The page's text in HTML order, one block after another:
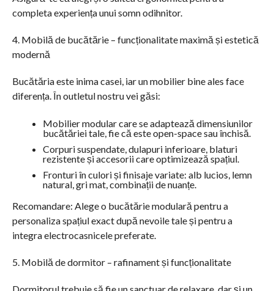
completa experiența unui somn odihnitor.
4. Mobilă de bucătărie – funcționalitate maximă și estetică
modernă
Bucătăria este inima casei, iar un mobilier bine ales face
diferența. În outletul nostru vei găsi:
Mobilier modular care se adaptează dimensiunilor
bucătăriei tale, fie că este open-space sau închisă.
Corpuri suspendate, dulapuri inferioare, blaturi
rezistente și accesorii care optimizează spațiul.
Fronturi în culori și finisaje variate: alb lucios, lemn
natural, gri mat, combinații de nuanțe.
Recomandare: Alege o bucătărie modulară pentru a
personaliza spațiul exact după nevoile tale și pentru a
integra electrocasnicele preferate.
5. Mobilă de dormitor – rafinament și funcționalitate